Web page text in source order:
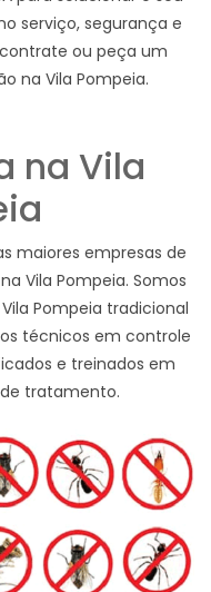
serviço, segurança e
ou peça um
na Vila Pompeia.
na Vila
maiores empresas de
Vila Pompeia. Somos
Pompeia tradicional
técnicos em controle
e treinados em
tratamento.